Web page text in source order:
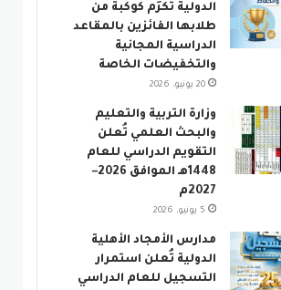
الدولية تُكرِّم كوكبةً من
طلابها الفائزين بالمقاعد
الدراسية المجانية
والتخفيضات الخاصة
20 يونيو، 2026
وزارة التربية والتعليم
والبحث العلمي تُعلن
التقويم الدراسي للعام
1448هـ الموافق 2026–
2027م
5 يونيو، 2026
مدارس الأمجاد الأهلية
الدولية تُعلن استمرار
التسجيل للعام الدراسي